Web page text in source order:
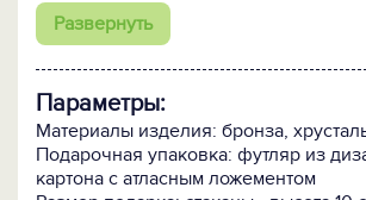
На основании много интересных
числе подъемный кран, ящик с
объединяет всю композицию!
Бронзовое основание
стаканов изготовлено вручную
Развернуть
Параметры:
Материалы изделия: бронза,
Подарочная упаковка: футляр из
картона с атласным ложементом